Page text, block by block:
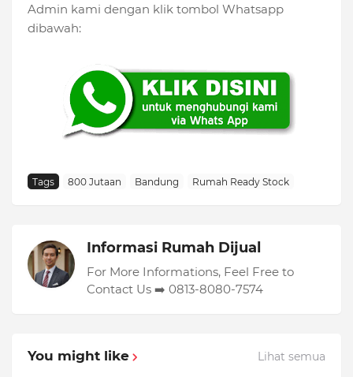
Admin kami dengan klik tombol Whatsapp
dibawah:
Tags 800 Jutaan Bandung Rumah Ready Stock
Informasi Rumah Dijual
For More Informations, Feel Free to
Contact Us ➡️ 0813-8080-7574
You might like Lihat semua